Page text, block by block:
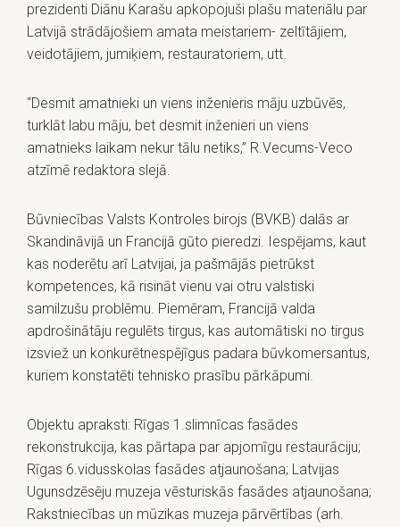
prezidenti Diānu Karašu apkopojuši plašu materiālu par
Latvijā strādājošiem amata meistariem- zeltītājiem,
veidotājiem, jumiķiem, restauratoriem, utt.
“Desmit amatnieki un viens inženieris māju uzbūvēs,
turklāt labu māju, bet desmit inženieri un viens
amatnieks laikam nekur tālu netiks,” R.Vecums-Veco
atzīmē redaktora slejā.
Būvniecības Valsts Kontroles birojs (BVKB) dalās ar
Skandināvijā un Francijā gūto pieredzi. Iespējams, kaut
kas noderētu arī Latvijai, ja pašmājās pietrūkst
kompetences, kā risināt vienu vai otru valstiski
samilzušu problēmu. Piemēram, Francijā valda
apdrošinātāju regulēts tirgus, kas automātiski no tirgus
izsviež un konkurētnespējīgus padara būvkomersantus,
kuriem konstatēti tehnisko prasību pārkāpumi.
Objektu apraksti: Rīgas 1.slimnīcas fasādes
rekonstrukcija, kas pārtapa par apjomīgu restaurāciju;
Rīgas 6.vidusskolas fasādes atjaunošana; Latvijas
Ugunsdzēsēju muzeja vēsturiskās fasādes atjaunošana;
Rakstniecības un mūzikas muzeja pārvērtības (arh.